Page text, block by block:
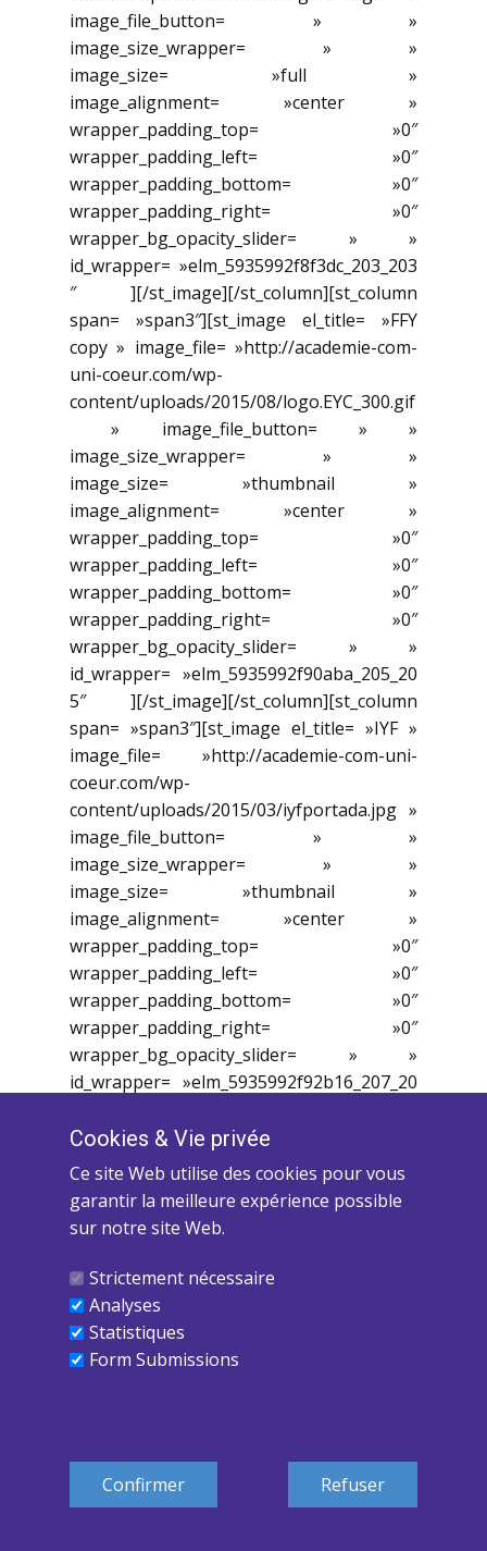
Cookies ​& Vie privée
Ce site Web utilise des cookies pour vous
garantir la meilleure expérience possible
sur notre site Web.
Strictement nécessaire
Analyses
Statistiques
Form Submissions
Refuser
Confirmer